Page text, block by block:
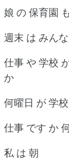
娘 の 保育園
週末 は みん
仕事 や 学校
か
何曜日 が 学
仕事 です か
私 は 朝